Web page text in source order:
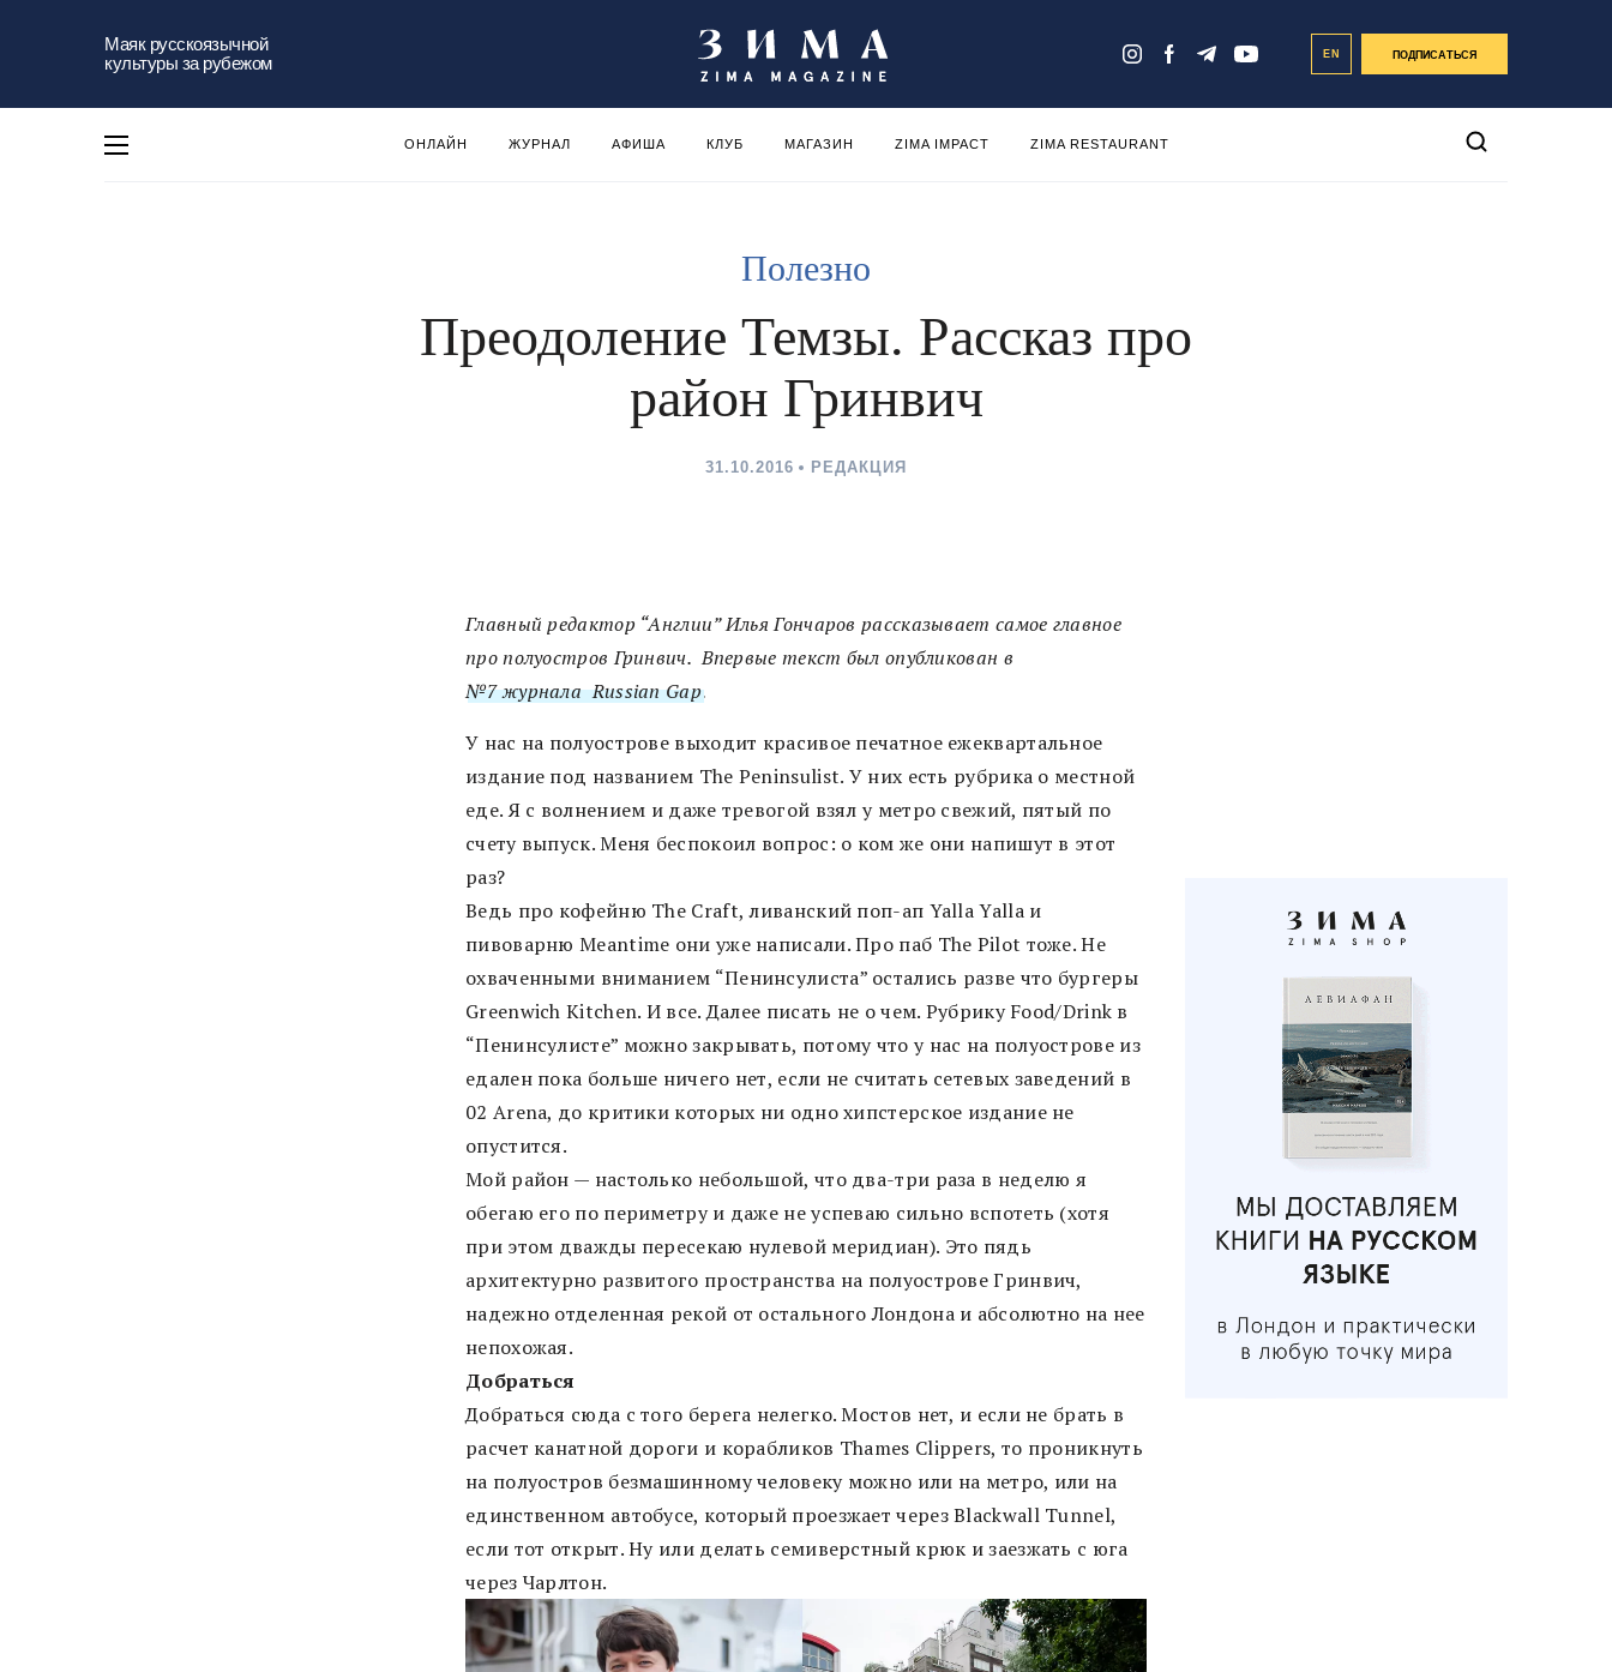
Маяк русскоязычной
культуры за рубежом
EN ПОДПИСАТЬСЯ
ОНЛАЙН ЖУРНАЛ АФИША КЛУБ МАГАЗИН ZIMA IMPACT ZIMA RESTAURANT
Полезно
Преодоление Темзы. Рассказ про
район Гринвич
31.10.2016 РЕДАКЦИЯ
Главный редактор “Англии” Илья Гончаров рассказывает самое главное
про полуостров Гринвич. Впервые текст был опубликован в
№7 журнала Russian Gap.
У нас на полуострове выходит красивое печатное ежеквартальное
издание под названием The Peninsulist. У них есть рубрика о местной
еде. Я с волнением и даже тревогой взял у метро свежий, пятый по
счету выпуск. Меня беспокоил вопрос: о ком же они напишут в этот
раз?
Ведь про кофейню The Craft, ливанский поп-ап Yalla Yalla и
пивоварню Meantime они уже написали. Про паб The Pilot тоже. Не
охваченными вниманием “Пенинсулиста” остались разве что бургеры
Greenwich Kitchen. И все. Далее писать не о чем. Рубрику Food/Drink в
“Пенинсулисте” можно закрывать, потому что у нас на полуострове из
едален пока больше ничего нет, если не считать сетевых заведений в
02 Arena, до критики которых ни одно хипстерское издание не
опустится.
Мой район — настолько небольшой, что два-три раза в неделю я
обегаю его по периметру и даже не успеваю сильно вспотеть (хотя
при этом дважды пересекаю нулевой меридиан). Это пядь
архитектурно развитого пространства на полуострове Гринвич,
надежно отделенная рекой от остального Лондона и абсолютно на нее
непохожая.
Добраться
Добраться сюда с того берега нелегко. Мостов нет, и если не брать в
расчет канатной дороги и корабликов Thames Clippers, то проникнуть
на полуостров безмашинному человеку можно или на метро, или на
единственном автобусе, который проезжает через Blackwall Tunnel,
если тот открыт. Ну или делать семиверстный крюк и заезжать с юга
через Чарлтон.